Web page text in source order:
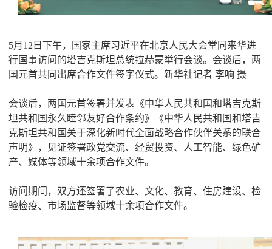
5月12日下午，国家主席习近平在北京人民大会堂同来华进
行国事访问的塔吉克斯坦总统拉赫蒙举行会谈。会谈后，两
国元首共同出席合作文件签字仪式。新华社记者 李响 摄
会谈后，两国元首签署并发表《中华人民共和国和塔吉克斯
坦共和国永久睦邻友好合作条约》《中华人民共和国和塔吉
克斯坦共和国关于深化新时代全面战略合作伙伴关系的联合
声明》，见证签署政党交流、经贸投资、人工智能、绿色矿
产、媒体等领域十余项合作文件。
访问期间，双方还签署了农业、文化、教育、住房建设、检
验检疫、市场监督等领域十余项合作文件。